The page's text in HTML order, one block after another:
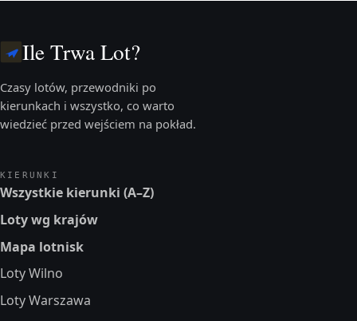
Ile Trwa Lot?
Czasy lotów, przewodniki po
kierunkach i wszystko, co warto
wiedzieć przed wejściem na pokład.
KIERUNKI
Wszystkie kierunki (A–Z)
Loty wg krajów
Mapa lotnisk
Loty Wilno
Loty Warszawa